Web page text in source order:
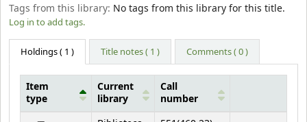
Tags from this library: No tags from this library for this title.
Log in to add tags.
Holdings( 1 ) Title notes ( 1 ) Comments ( 0 )
Holdings
Item
type
Current
library
Call
number